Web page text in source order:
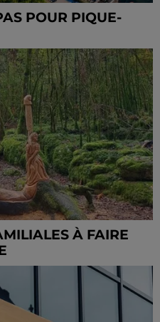
POUR PIQUE-
À FAIRE